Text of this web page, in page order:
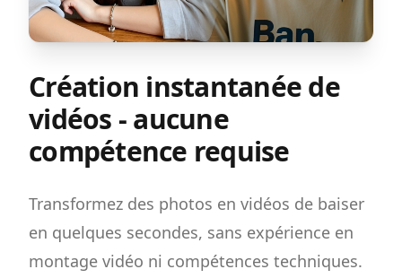
Création instantanée de
vidéos - aucune
compétence requise
Transformez des photos en vidéos de baiser
en quelques secondes, sans expérience en
montage vidéo ni compétences techniques.